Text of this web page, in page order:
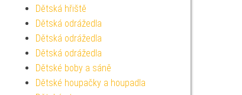
Dětská hřiště
Dětská odrážedla
Dětská odrážedla
Dětská odrážedla
Dětské boby a sáně
Dětské houpačky a houpadla